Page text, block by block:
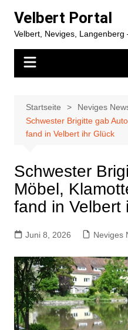
Inhalt
springen
Velbert Portal
Velbert, Neviges, Langenberg
Startseite
Neviges
Schwester Brigitte gab
fand in Velbert ihr Glück
Schwester
Möbel,
fand in Velbert
Juni 8, 2026 Neviges